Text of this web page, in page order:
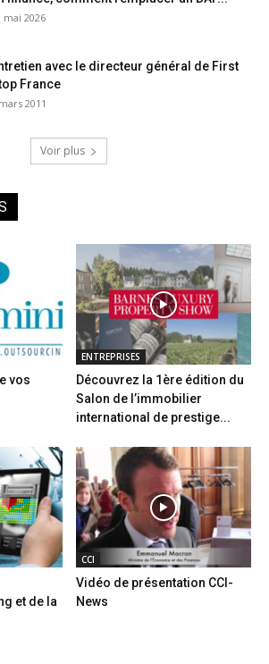
mai 2026
avec le directeur général de First
France
2011
Voir plus
vos
ENTREPRISES
Découvrez la 1ère édition du
Salon de l’immobilier
international de prestige...
et de la
CCI
Vidéo de présentation CCI-
News